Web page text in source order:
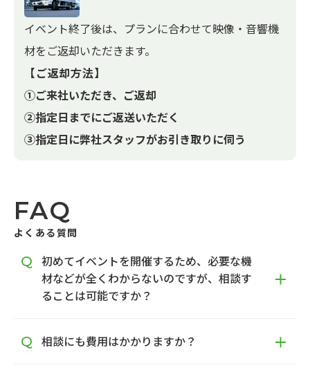
イベント終了後は、プランに合わせて映像・音響機
材をご返却いただきます。
【ご返却方法】
①ご来社いただき、ご返却
②指定日までにご返送いただく
③指定日に弊社スタッフがお引き取りに伺う
FAQ
よくある質問
初めてイベントを開催するため、必要な機
材などが全くわからないのですが、相談す
ることは可能ですか？
相談にも費用はかかりますか？